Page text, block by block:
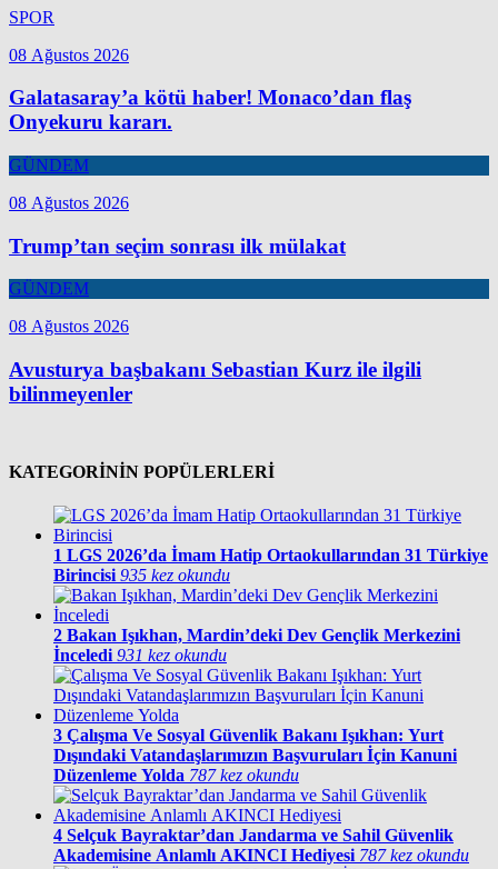
SPOR
08 Ağustos 2026
Galatasaray’a kötü haber! Monaco’dan flaş
Onyekuru kararı.
GÜNDEM
08 Ağustos 2026
Trump’tan seçim sonrası ilk mülakat
GÜNDEM
08 Ağustos 2026
Avusturya başbakanı Sebastian Kurz ile ilgili
bilinmeyenler
KATEGORİNİN POPÜLERLERİ
1 LGS 2026’da İmam Hatip Ortaokullarından 31 Türkiye
Birincisi 935 kez okundu
2 Bakan Işıkhan, Mardin’deki Dev Gençlik Merkezini
İnceledi 931 kez okundu
3 Çalışma Ve Sosyal Güvenlik Bakanı Işıkhan: Yurt
Dışındaki Vatandaşlarımızın Başvuruları İçin Kanuni
Düzenleme Yolda 787 kez okundu
4 Selçuk Bayraktar’dan Jandarma ve Sahil Güvenlik
Akademisine Anlamlı AKINCI Hediyesi 787 kez okundu